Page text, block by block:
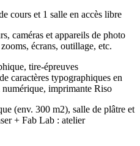
cours et 1 salle en accès libre
caméras et appareils de photo
écrans, outillage, etc.
tire-épreuves
caractères typographiques en
imprimante Riso
(env. 300 m2), salle de plâtre et
+ Fab Lab : atelier